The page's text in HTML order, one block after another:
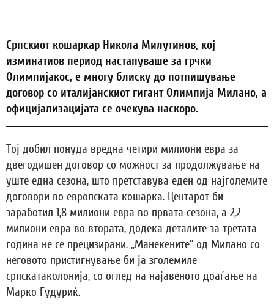
Српскиот кошаркар Никола Милутинов, кој
изминатиов период настапуваше за грчки
Олимпијакос, е многу блиску до потпишување
договор со италијанскиот гигант Олимпија Милано, а
официјализацијата се очекува наскоро.
Тој добил понуда вредна четири милиони евра за
двегодишен договор со можност за продолжување на
уште една сезона, што претставува еден од најголемите
договори во европската кошарка. Центарот би
заработил 1,8 милиони евра во првата сезона, а 2,2
милиони евра во втората, додека деталите за третата
година не се прецизирани. „Манекените“ од Милано со
неговото пристигнување би ја зголемиле
српскатаколонија, со оглед на најавеното доаѓање на
Марко Гудуриќ.